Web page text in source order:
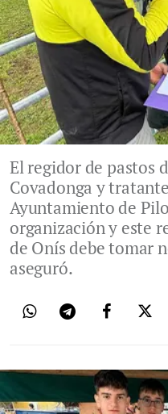
El regidor de pastos
Covadonga y
Ayuntamiento de
organización y este
de Onís debe tomar
aseguró.